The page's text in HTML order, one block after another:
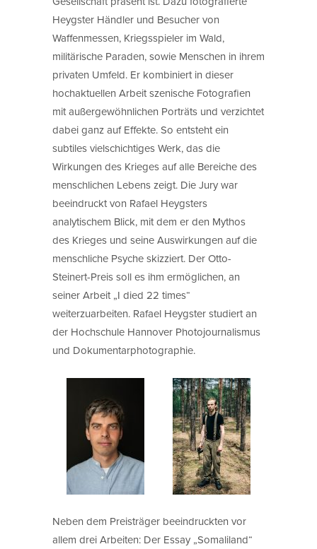
Heygster Händler und Besucher von
Waffenmessen, Kriegsspieler im Wald,
militärische Paraden, sowie Menschen in ihrem
privaten Umfeld. Er kombiniert in dieser
hochaktuellen Arbeit szenische Fotografien
mit außergewöhnlichen Porträts und verzichtet
dabei ganz auf Effekte. So entsteht ein
subtiles vielschichtiges Werk, das die
Wirkungen des Krieges auf alle Bereiche des
menschlichen Lebens zeigt. Die Jury war
beeindruckt von Rafael Heygsters
analytischem Blick, mit dem er den Mythos
des Krieges und seine Auswirkungen auf die
menschliche Psyche skizziert. Der Otto-
Steinert-Preis soll es ihm ermöglichen, an
seiner Arbeit „I died 22 times“
weiterzuarbeiten. Rafael Heygster studiert an
der Hochschule Hannover Photojournalismus
und Dokumentarphotographie.
Neben dem Preisträger beeindruckten vor
allem drei Arbeiten: Der Essay „Somaliland“